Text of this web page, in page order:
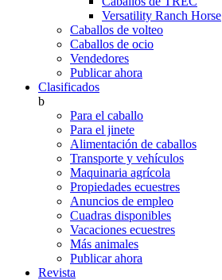
Versatility Ranch Horse
Caballos de volteo
Caballos de ocio
Vendedores
Publicar ahora
Clasificados
b
Para el caballo
Para el jinete
Alimentación de caballos
Transporte y vehículos
Maquinaria agrícola
Propiedades ecuestres
Anuncios de empleo
Cuadras disponibles
Vacaciones ecuestres
Más animales
Publicar ahora
Revista